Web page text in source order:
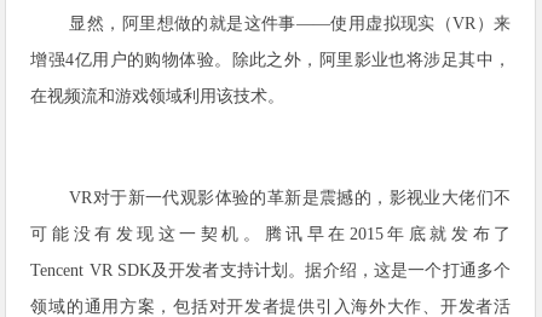
显然，阿里想做的就是这件事——使用虚拟现实（VR）来
增强4亿用户的购物体验。除此之外，阿里影业也将涉足其中，
在视频流和游戏领域利用该技术。
VR对于新一代观影体验的革新是震撼的，影视业大佬们不
可能没有发现这一契机。腾讯早在2015年底就发布了
Tencent VR SDK及开发者支持计划。据介绍，这是一个打通多个
领域的通用方案，包括对开发者提供引入海外大作、开发者活